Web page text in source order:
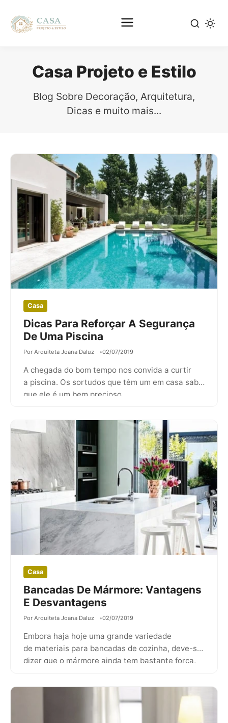
conteúdo
Casa Projeto e Estilo
Blog Sobre Decoração, Arquitetura,
Dicas e muito mais...
Casa
Dicas Para Reforçar A Segurança
De Uma Piscina
Por Arquiteta Joana Daluz 02/07/2019
A chegada do bom tempo nos convida a curtir
a piscina. Os sortudos que têm um em casa sabe
que ele é um bem precioso…
Casa
Bancadas De Mármore: Vantagens
E Desvantagens
Por Arquiteta Joana Daluz 02/07/2019
Embora haja hoje uma grande variedade
de materiais para bancadas de cozinha, deve-se
dizer que o mármore ainda tem bastante força,